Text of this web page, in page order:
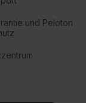
und Peloton